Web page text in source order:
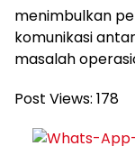
menimbulkan
komunikasi
masalah
Post Views: 178